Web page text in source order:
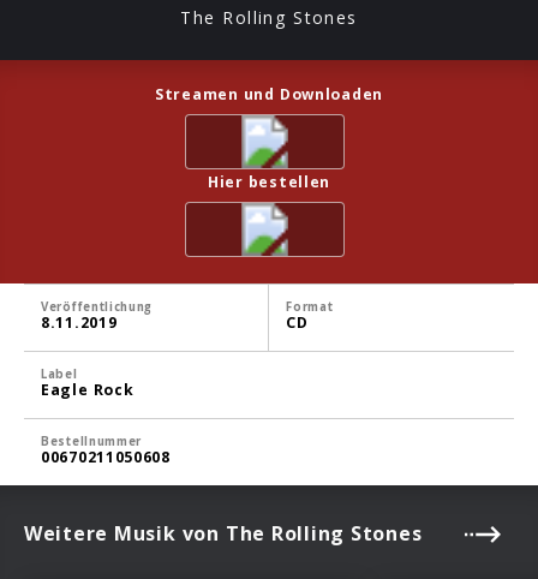
The Rolling Stones
Streamen und Downloaden
Hier bestellen
Veröffentlichung
8.11.2019
Format
CD
Label
Eagle Rock
Bestellnummer
00670211050608
Weitere Musik von The Rolling Stones